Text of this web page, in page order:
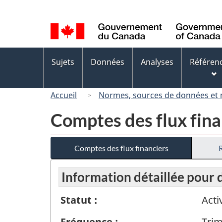
de
la
langue
des
Sujets Données Analyses
Accueil Normes, sources de données et
Comptes des flux
Comptes des flux financiers
Information détaillée pour
Statut :